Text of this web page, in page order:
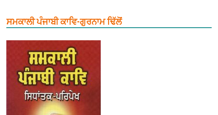
ਸਮਕਾਲੀ ਪੰਜਾਬੀ ਕਾਵਿ-ਗੁਰਨਾਮ ਢਿੱਲੋਂ